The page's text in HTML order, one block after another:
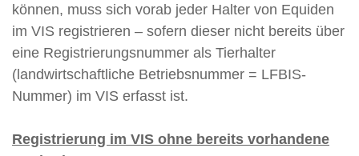
können, muss sich vorab jeder Halter von Equiden
im VIS registrieren – sofern dieser nicht bereits über
eine Registrierungsnummer als Tierhalter
(landwirtschaftliche Betriebsnummer = LFBIS-
Nummer) im VIS erfasst ist.
Registrierung im VIS ohne bereits vorhandene